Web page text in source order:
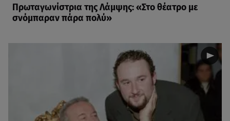
Πρωταγωνίστρια της Λάμψης: «Στο θέατρο με
σνόμπαραν πάρα πολύ»